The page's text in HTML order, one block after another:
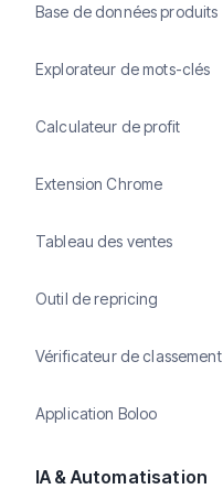
Base de données produits
Explorateur de mots-clés
Calculateur de profit
Extension Chrome
Tableau des ventes
Outil de repricing
Vérificateur de classement
Application Boloo
IA & Automatisation